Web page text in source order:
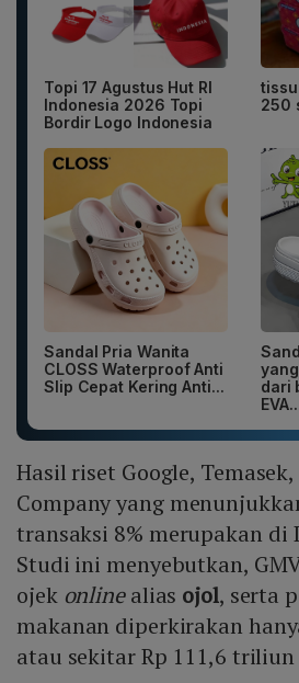
Topi 17 Agustus Hut RI
Indonesia 2026 Topi
Bordir Logo Indonesia
250
Sandal Pria Wanita
CLOSS Waterproof Anti
Slip Cepat Kering Anti...
dari
Hasil riset Google,
Company yang
transaksi 8% merupakan di
Studi ini menyebutkan,
ojek onlinealias ojol, serta
makanan diperkirakan
atau sekitar Rp 111,6